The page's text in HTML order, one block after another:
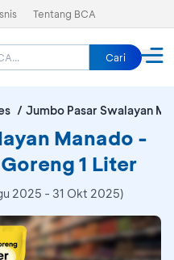
Tentang BCA
Cari
Jumbo Pasar Swalayan
Manado -
1 Liter
2025 - 31 Okt 2025)